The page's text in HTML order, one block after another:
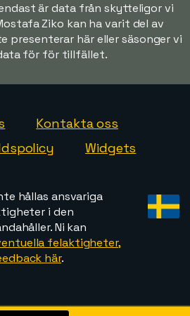
är data från skytteligor vi
Ziko kan ha varit del av
presenterar här eller säsonger vi
för för tillfället.
Kontakta oss
Widgets
hållas ansvariga
i den
Ni kan
felaktigheter,
här.